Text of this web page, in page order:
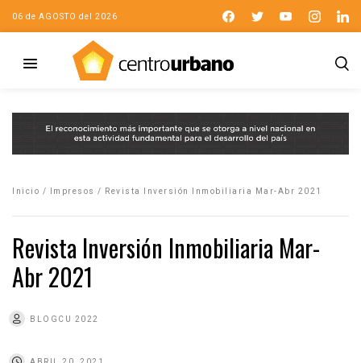
06 de AGOSTO del 2026
Inicio / Impresos / Revista Inversión Inmobiliaria Mar-Abr 2021
Revista Inversión Inmobiliaria Mar-
Abr 2021
BLOGCU 2022